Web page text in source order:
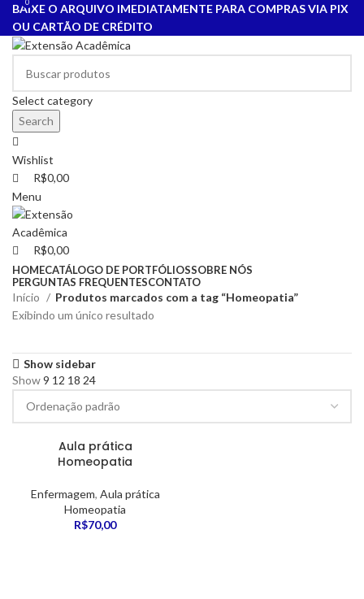
BAIXE O ARQUIVO IMEDIATAMENTE PARA COMPRAS VIA PIX
OU CARTÃO DE CRÉDITO
Select category
Search
Wishlist
0
R$0,00
Menu
0
R$0,00
HOMECATÁLOGO DE PORTFÓLIOSSOBRE NÓS
PERGUNTAS FREQUENTESCONTATO
Início
Produtos marcados com a tag “Homeopatia”
Exibindo um único resultado
Show sidebar
Show9 12 18 24
Aula prática
Homeopatia
Enfermagem, Aula prática
Homeopatia
R$70,00